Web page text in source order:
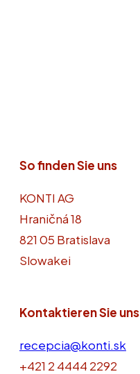
So finden Sie uns
KONTI AG
Hraničná 18
821 05 Bratislava
Slowakei
Kontaktieren Sie uns
recepcia@konti.sk
+421 2 4444 2292